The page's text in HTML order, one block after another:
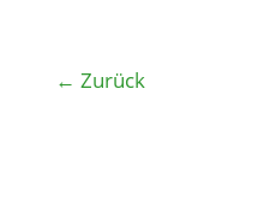
← Zurück